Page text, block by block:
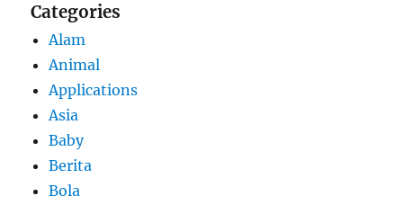
Categories
Alam
Animal
Applications
Asia
Baby
Berita
Bola